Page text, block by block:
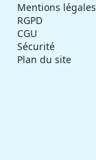
Mentions légales
RGPD
CGU
Sécurité
Plan du site